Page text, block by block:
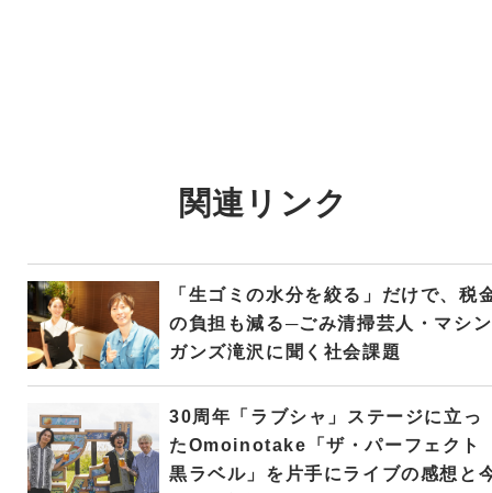
関連リンク
「生ゴミの水分を絞る」だけで、税
の負担も減る─ごみ清掃芸人・マシン
ガンズ滝沢に聞く社会課題
30周年「ラブシャ」ステージに立っ
たOmoinotake「ザ・パーフェクト
黒ラベル」を片手にライブの感想と